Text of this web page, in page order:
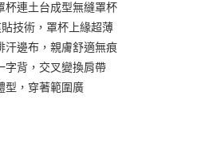
以上)免運費
以上)免運費
以上)免運費
杯連土台成型無縫罩杯
技術，罩杯上緣超薄
汗邊布，親膚舒適無痕
字背，交叉變換肩帶
型，穿著範圍廣